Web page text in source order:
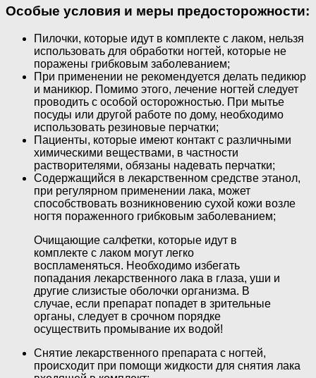
Особые условия и меры предосторожности:
Пилочки, которые идут в комплекте с лаком, нельзя
использовать для обработки ногтей, которые не
поражены грибковым заболеванием;
При применении не рекомендуется делать педикюр
и маникюр. Помимо этого, лечение ногтей следует
проводить с особой осторожностью. При мытье
посуды или другой работе по дому, необходимо
использовать резиновые перчатки;
Пациенты, которые имеют контакт с различными
химическими веществами, в частности
растворителями, обязаны надевать перчатки;
Содержащийся в лекарственном средстве этанол,
при регулярном применении лака, может
способствовать возникновению сухой кожи возле
ногтя пораженного грибковым заболеванием;
Очищающие салфетки, которые идут в
комплекте с лаком могут легко
воспламеняться. Необходимо избегать
попадания лекарственного лака в глаза, уши и
другие слизистые оболочки организма. В
случае, если препарат попадет в зрительные
органы, следует в срочном порядке
осуществить промывание их водой!
Снятие лекарственного препарата с ногтей,
происходит при помощи жидкости для снятия лака